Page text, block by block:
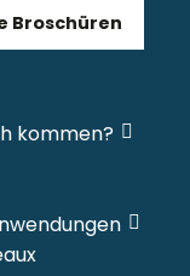
Broschüren
kommen?